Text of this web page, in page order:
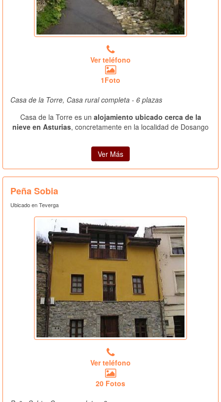
Ver teléfono
1Foto
Casa de la Torre, Casa rural completa - 6 plazas
Casa de la Torre es un alojamiento ubicado cerca de la
nieve en Asturias, concretamente en la localidad de Dosango
Ver Más
Peña Sobia
Ubicado en Teverga
Ver teléfono
20 Fotos